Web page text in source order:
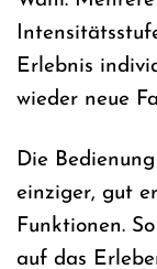
Erlebnis
wieder neue
Die
einziger, gut
Funktionen.
auf das